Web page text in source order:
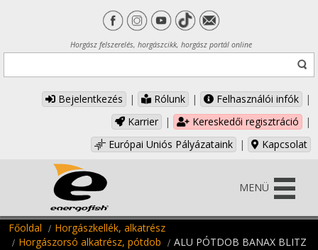
Horgász felszerelés, horgászcikk, horgász portál online
Bejelentkezés | Rólunk | Felhasználói infók
|
Karrier
| Kereskedői regisztráció
|
Európai Uniós Pályázataink
| Kapcsolat
MENÜ
Főoldal
Horgászkellék, alkatrész
Horgászorsó alkatrész, pótdob
ALU PÓTDOB BANAX BLITZ